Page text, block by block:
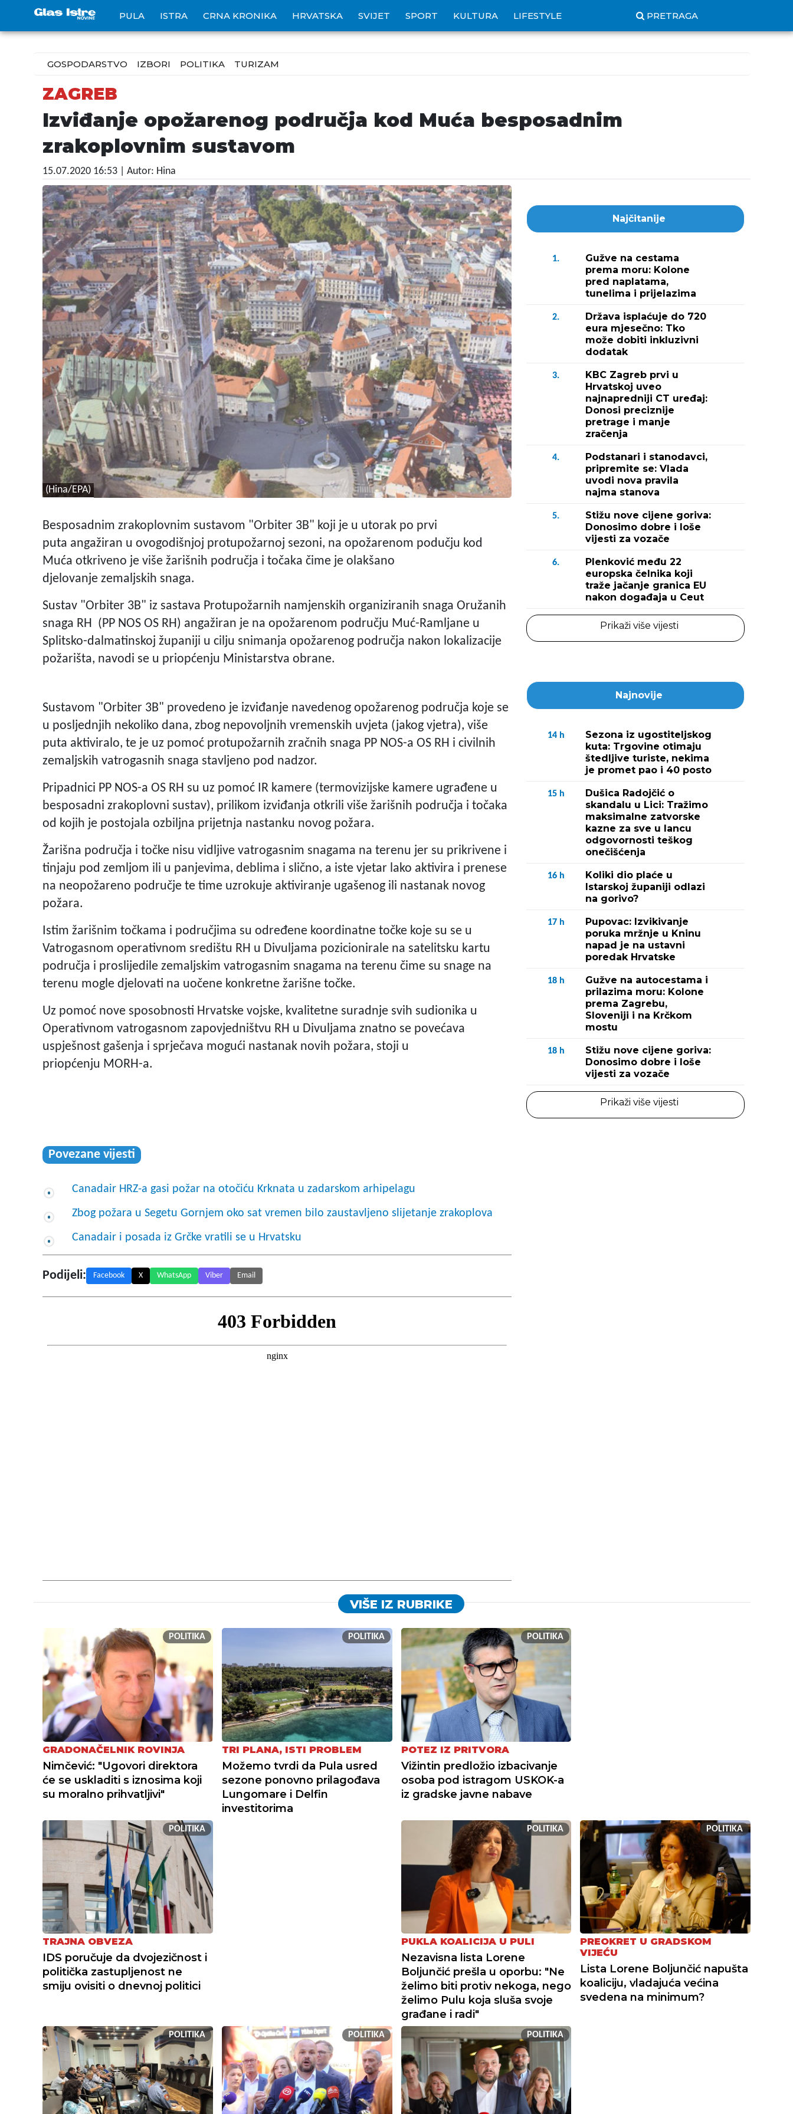
PULA ISTRA CRNA KRONIKA HRVATSKA SVIJET SPORT KULTURA LIFESTYLE PRETRAGA
GOSPODARSTVO IZBORI POLITIKA TURIZAM
ZAGREB
Izviđanje opožarenog područja kod Muća besposadnim
zrakoplovnim sustavom
15.07.2020 16:53 | Autor: Hina
(Hina/EPA)
Besposadnim zrakoplovnim sustavom "Orbiter 3B" koji je u utorak po prvi
puta angažiran u ovogodišnjoj protupožarnoj sezoni, na opožarenom podučju kod
Muća otkriveno je više žarišnih područja i točaka čime je olakšano
djelovanje zemaljskih snaga.
Sustav "Orbiter 3B" iz sastava Protupožarnih namjenskih organiziranih snaga Oružanih
snaga RH (PP NOS OS RH) angažiran je na opožarenom području Muć-Ramljane u
Splitsko-dalmatinskoj županiji u cilju snimanja opožarenog područja nakon lokalizacije
požarišta, navodi se u priopćenju Ministarstva obrane.
Sustavom "Orbiter 3B" provedeno je izviđanje navedenog opožarenog područja koje se
u posljednjih nekoliko dana, zbog nepovoljnih vremenskih uvjeta (jakog vjetra), više
puta aktiviralo, te je uz pomoć protupožarnih zračnih snaga PP NOS-a OS RH i civilnih
zemaljskih vatrogasnih snaga stavljeno pod nadzor.
Pripadnici PP NOS-a OS RH su uz pomoć IR kamere (termovizijske kamere ugrađene u
besposadni zrakoplovni sustav), prilikom izviđanja otkrili više žarišnih područja i točaka
od kojih je postojala ozbiljna prijetnja nastanku novog požara.
Žarišna područja i točke nisu vidljive vatrogasnim snagama na terenu jer su prikrivene i
tinjaju pod zemljom ili u panjevima, deblima i slično, a iste vjetar lako aktivira i prenese
na neopožareno područje te time uzrokuje aktiviranje ugašenog ili nastanak novog
požara.
Istim žarišnim točkama i područjima su određene koordinatne točke koje su se u
Vatrogasnom operativnom središtu RH u Divuljama pozicionirale na satelitsku kartu
područja i proslijedile zemaljskim vatrogasnim snagama na terenu čime su snage na
terenu mogle djelovati na uočene konkretne žarišne točke.
Uz pomoć nove sposobnosti Hrvatske vojske, kvalitetne suradnje svih sudionika u
Operativnom vatrogasnom zapovjedništvu RH u Divuljama znatno se povećava
uspješnost gašenja i sprječava mogući nastanak novih požara, stoji u
priopćenju MORH-a.
Povezane vijesti
Canadair HRZ-a gasi požar na otočiću Krknata u zadarskom arhipelagu
Zbog požara u Segetu Gornjem oko sat vremen bilo zaustavljeno slijetanje zrakoplova
Canadair i posada iz Grčke vratili se u Hrvatsku
Podijeli: Facebook X WhatsApp Viber Email
Najčitanije
1.
Gužve na cestama
prema moru: Kolone
pred naplatama,
tunelima i prijelazima
2.
Država isplaćuje do 720
eura mjesečno: Tko
može dobiti inkluzivni
dodatak
3.
KBC Zagreb prvi u
Hrvatskoj uveo
najnapredniji CT uređaj:
Donosi preciznije
pretrage i manje
zračenja
4.
Podstanari i stanodavci,
pripremite se: Vlada
uvodi nova pravila
najma stanova
5.
Stižu nove cijene goriva:
Donosimo dobre i loše
vijesti za vozače
6.
Plenković među 22
europska čelnika koji
traže jačanje granica EU
nakon događaja u Ceut
Prikaži više vijesti
Najnovije
14 h
Sezona iz ugostiteljskog
kuta: Trgovine otimaju
štedljive turiste, nekima
je promet pao i 40 posto
15 h
Dušica Radojčić o
skandalu u Lici: Tražimo
maksimalne zatvorske
kazne za sve u lancu
odgovornosti teškog
onečišćenja
16 h
Koliki dio plaće u
Istarskoj županiji odlazi
na gorivo?
17 h
Pupovac: Izvikivanje
poruka mržnje u Kninu
napad je na ustavni
poredak Hrvatske
18 h
Gužve na autocestama i
prilazima moru: Kolone
prema Zagrebu,
Sloveniji i na Krčkom
mostu
18 h
Stižu nove cijene goriva:
Donosimo dobre i loše
vijesti za vozače
Prikaži više vijesti
VIŠE IZ RUBRIKE
POLITIKA
GRADONAČELNIK ROVINJA
Nimčević: "Ugovori direktora
će se uskladiti s iznosima koji
su moralno prihvatljivi"
POLITIKA
TRI PLANA, ISTI PROBLEM
Možemo tvrdi da Pula usred
sezone ponovno prilagođava
Lungomare i Delfin
investitorima
POLITIKA
POTEZ IZ PRITVORA
Vižintin predložio izbacivanje
osoba pod istragom USKOK-a
iz gradske javne nabave
POLITIKA
TRAJNA OBVEZA
IDS poručuje da dvojezičnost i
politička zastupljenost ne
smiju ovisiti o dnevnoj politici
POLITIKA
PUKLA KOALICIJA U PULI
Nezavisna lista Lorene
Boljunčić prešla u oporbu: "Ne
želimo biti protiv nekoga, nego
želimo Pulu koja sluša svoje
građane i radi"
POLITIKA
PREOKRET U GRADSKOM
VIJEĆU
Lista Lorene Boljunčić napušta
koaliciju, vladajuća većina
svedena na minimum?
POLITIKA POLITIKA POLITIKA